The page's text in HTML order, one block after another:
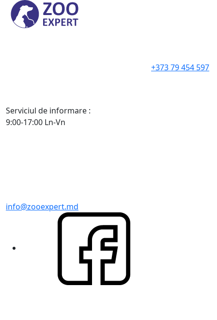
+373 79 454 597
Serviciul de informare :
9:00-17:00 Ln-Vn
info@zooexpert.md